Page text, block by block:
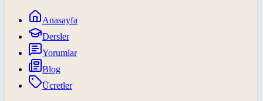
Anasayfa
Dersler
Yorumlar
Blog
Ücretler